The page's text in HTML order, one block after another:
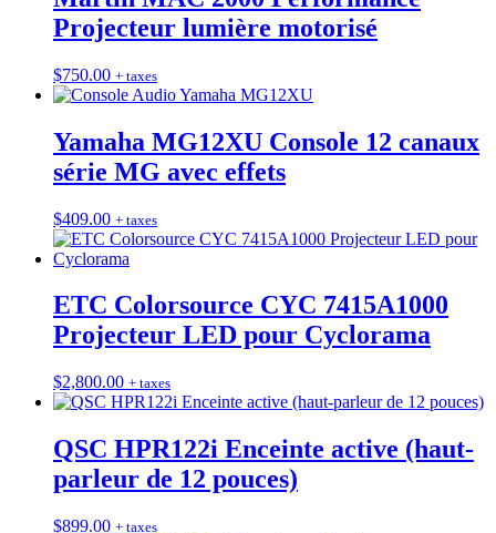
Projecteur lumière motorisé
$750.00 + taxes
Yamaha MG12XU Console 12 canaux
série MG avec effets
$409.00 + taxes
ETC Colorsource CYC 7415A1000
Projecteur LED pour Cyclorama
$2,800.00 + taxes
QSC HPR122i Enceinte active (haut-
parleur de 12 pouces)
$899.00 + taxes